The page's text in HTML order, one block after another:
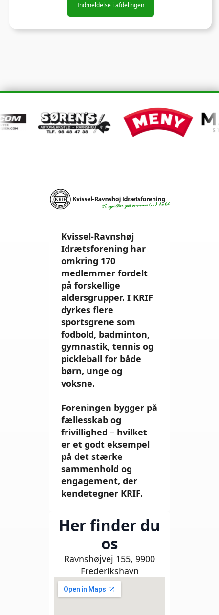
Indmeldelse i afdelingen
Kvissel-Ravnshøj
Idrætsforening har
omkring 170
medlemmer fordelt
på forskellige
aldersgrupper. I KRIF
dyrkes flere
sportsgrene som
fodbold, badminton,
gymnastik, tennis og
pickleball for både
børn, unge og
voksne.
Foreningen bygger på
fællesskab og
frivillighed – hvilket
er et godt eksempel
på det stærke
sammenhold og
engagement, der
kendetegner KRIF.
Her finder du
os
Ravnshøjvej 155, 9900
Frederikshavn